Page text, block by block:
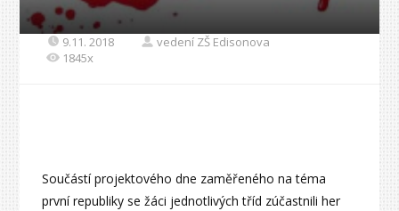
9.11. 2018
vedení ZŠ Edisonova
1845x
Součástí projektového dne zaměřeného na téma
první republiky se žáci jednotlivých tříd zúčastnili her